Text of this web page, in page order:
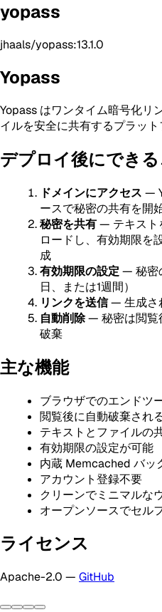
yopass
jhaals/yopass:13.1.0
Yopass
Yopass はワンタイム暗号化リ
イルを安全に共有するプラット
デプロイ後にできる
ドメインにアクセス —
ースで秘密の共有を開
秘密を共有— テキスト
ロードし、有効期限を
成
有効期限の設定 — 秘密
日、または1週間）
リンクを送信— 生成さ
自動削除— 秘密は閲覧
破棄
主な機能
ブラウザでのエンドツ
閲覧後に自動破棄され
テキストとファイルの
有効期限の設定が可能
内蔵 Memcached バッ
アカウント登録不要
クリーンでミニマルな
オープンソースでセル
ライセンス
Apache-2.0 — GitHub